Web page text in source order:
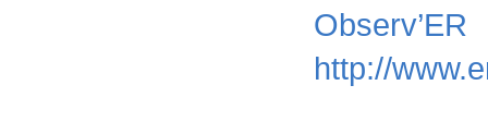
Observ’ER
http://